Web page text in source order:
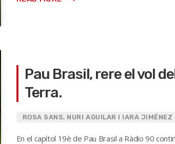
Pau Brasil, rere el vol
Terra.
ROSA SANS, NURI AGUILAR I IARA JIMÉNEZ
En el capítol 19è de Pau Brasil a Ràdio 90